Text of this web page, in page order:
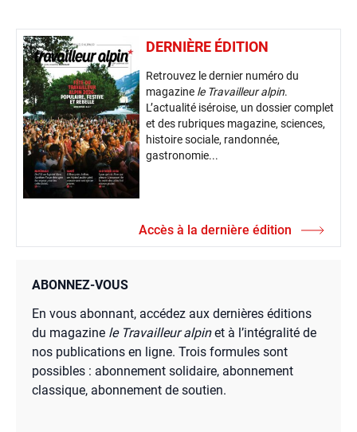
DERNIÈRE ÉDITION
Retrouvez le dernier numéro du
magazine le Travailleur alpin.
L’actualité iséroise, un dossier complet
et des rubriques magazine, sciences,
histoire sociale, randonnée,
gastronomie...
Accès à la dernière édition
ABONNEZ-VOUS
En vous abonnant, accédez aux dernières éditions
du magazine le Travailleur alpinet à l’intégralité de
nos publications en ligne. Trois formules sont
possibles : abonnement solidaire, abonnement
classique, abonnement de soutien.